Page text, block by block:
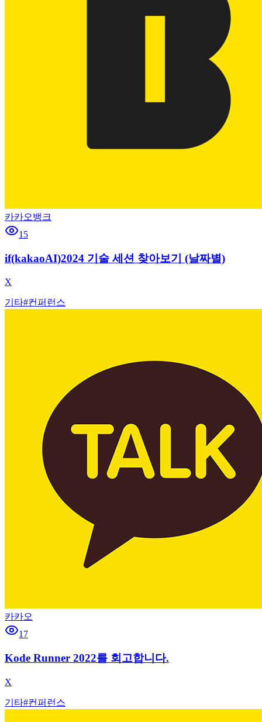
카카오뱅크
15
if(kakaoAI)2024 기술 세션 찾아보기 (날짜별)
X
기타#컨퍼런스
카카오
17
Kode Runner 2022를 회고합니다.
X
기타#컨퍼런스